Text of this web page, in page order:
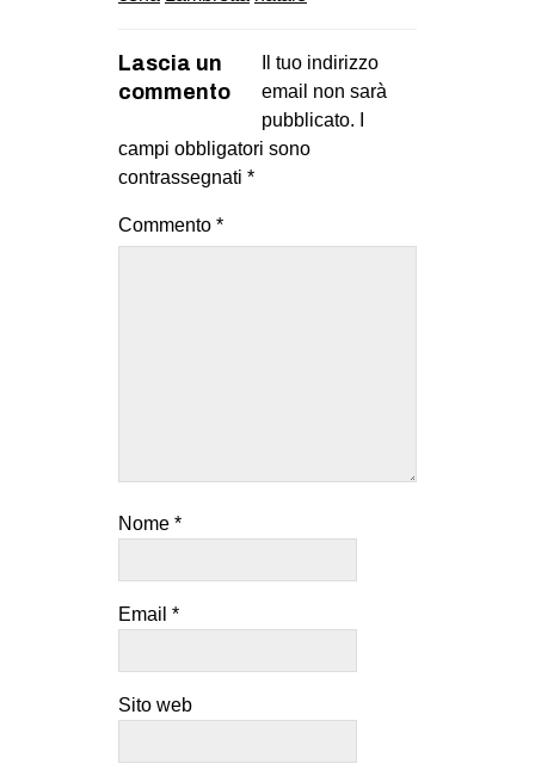
STUDENTI
CULTURE
ARTE
CINEMA
MANIFESTI
Lascia un
commento
Il tuo indirizzo
email non sarà
pubblicato.
campi obbligatori sono
contrassegnati *
Commento *
Nome *
Email *
Sito web